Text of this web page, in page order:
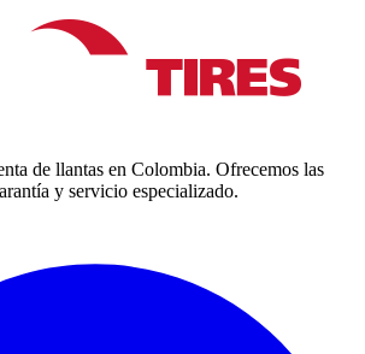
de llantas en Colombia. Ofrecemos las
y servicio especializado.